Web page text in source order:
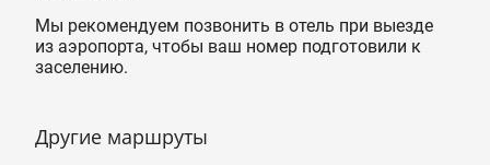
Мы рекомендуем позвонить в отель при выезде
из аэропорта, чтобы ваш номер подготовили к
заселению.
Другие маршруты